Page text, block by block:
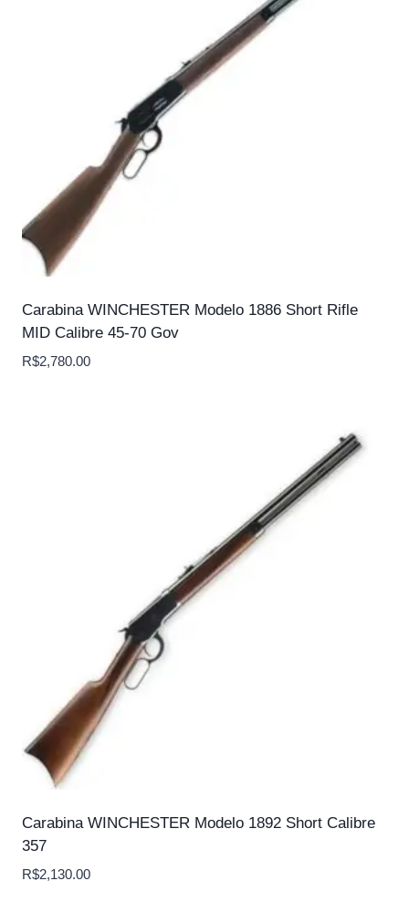
Carabina WINCHESTER Modelo 1886 Short Rifle
MID Calibre 45-70 Gov
R$2,780.00
Carabina WINCHESTER Modelo 1892 Short Calibre
357
R$2,130.00